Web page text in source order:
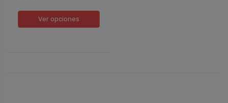
Ver opciones